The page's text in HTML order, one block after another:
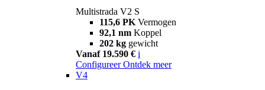
Multistrada V2 S
115,6 PK Vermogen
92,1 nm Koppel
202 kg gewicht
Vanaf 19.590 € i
Configureer Ontdek meer
V4